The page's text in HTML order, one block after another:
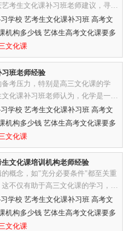
考生文化课补习班老师建议，寻找
数学知识点上。一、理...
学校 艺考生文化课补习班 高考文
机构多少钱 艺体生高考文化课要多
文化课
班老师经验
考压力，特别是高三文化课的学
化课补习班老师认为，化学是一门
习是高三化学课程的核心...
学校 艺考生文化课补习班 高考文
机构多少钱 艺体生高考文化课要多
文化课
文化课培训机构老师经验
概念，如"充分必要条件"都至关重
不仅有助于高三文化课的学习，也
面的能力。一、充分必...
学校 艺考生文化课补习班 高考文
机构多少钱 艺体生高考文化课要多
文化课